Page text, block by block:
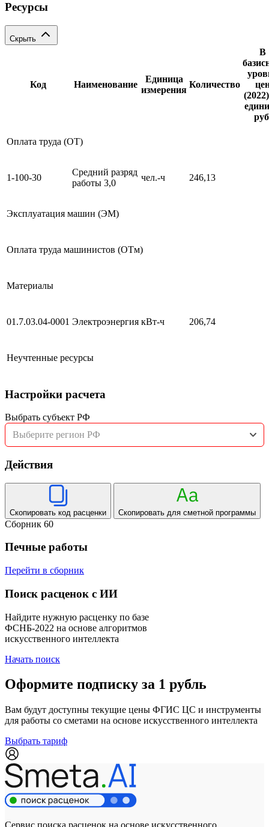
Ресурсы
Скрыть
Код Наименование
Единица
измерения
Количество
В
Оплата труда (ОТ)
1-100-30
Средний разряд
работы 3,0
чел.-ч 246,13
Эксплуатация машин (ЭМ)
Оплата труда машинистов (ОТм)
Материалы
01.7.03.04-0001 Электроэнергия кВт-ч 206,74
Неучтенные ресурсы
Настройки расчета
Выбрать субъект РФ
Выберите регион РФ
Действия
Скопировать код расценки Скопировать для сметной программы
Сборник 60
Печные работы
Перейти в сборник
Поиск расценок с ИИ
Найдите нужную расценку по базе
ФСНБ-2022 на основе алгоритмов
искусственного интеллекта
Начать поиск
Оформите подписку за 1 рубль
Вам будут доступны текущие цены ФГИС ЦС и инструменты
для работы со сметами на основе искусственного интеллекта
Выбрать тариф